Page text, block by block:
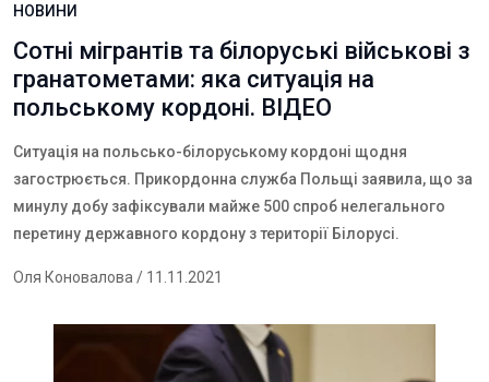
НОВИНИ
Сотні мігрантів та білоруські військові з
гранатометами: яка ситуація на
польському кордоні. ВІДЕО
Ситуація на польсько-білоруському кордоні щодня
загострюється. Прикордонна служба Польщі заявила, що за
минулу добу зафіксували майже 500 спроб нелегального
перетину державного кордону з території Білорусі.
Оля Коновалова / 11.11.2021